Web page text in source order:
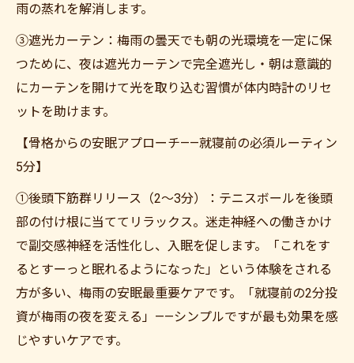
雨の蒸れを解消します。
③遮光カーテン：梅雨の曇天でも朝の光環境を一定に保
つために、夜は遮光カーテンで完全遮光し・朝は意識的
にカーテンを開けて光を取り込む習慣が体内時計のリセ
ットを助けます。
【骨格からの安眠アプローチ——就寝前の必須ルーティン
5分】
①後頭下筋群リリース（2〜3分）：テニスボールを後頭
部の付け根に当ててリラックス。迷走神経への働きかけ
で副交感神経を活性化し、入眠を促します。「これをす
るとすーっと眠れるようになった」という体験をされる
方が多い、梅雨の安眠最重要ケアです。「就寝前の2分投
資が梅雨の夜を変える」——シンプルですが最も効果を感
じやすいケアです。